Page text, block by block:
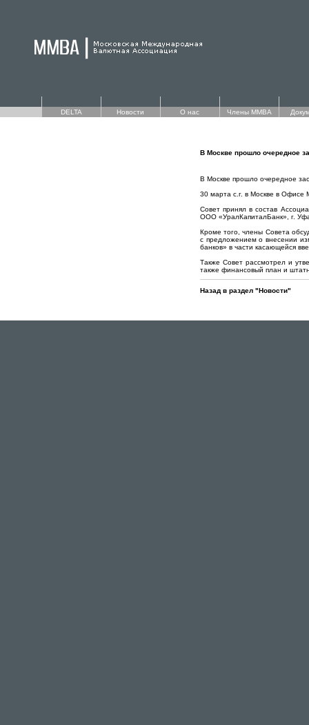
DELTA Новости О нас Члены ММВА
В Москве прошло очередное
В Москве прошло очередное
30 марта с.г. в Москве в
Совет принял в состав
ООО «УралКапиталБанк», г.
Кроме того, члены Совета
с предложением о внесении
банков» в части касающейся
Также Совет рассмотрел и
также финансовый план и
Назад в раздел "Новости"